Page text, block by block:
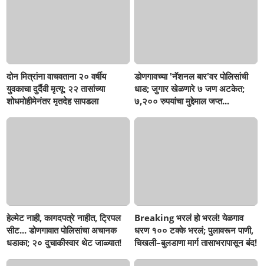
दोन मित्रांना वाचवताना २० वर्षीय
युवकाचा दुर्दैवी मृत्यू; २२ तासांच्या
शोधमोहीमेनंतर मृतदेह सापडला
डोणगावच्या 'नॅशनल बार'वर पोलिसांची
धाड; जुगार खेळणारे ७ जण अटकेत;
७,२०० रुपयांचा मुद्देमाल जप्त...
हेल्मेट नाही, कागदपत्रे नाहीत, ट्रिपल
सीट... डोणगावात पोलिसांचा अचानक
धडाका; २० दुचाकीस्वार थेट जाळ्यात!
Breaking भरलं हो भरलं! येळगाव
धरण १०० टक्के भरलं; पुलावरून पाणी,
चिखली–बुलडाणा मार्ग तासाभरापासून बंद!